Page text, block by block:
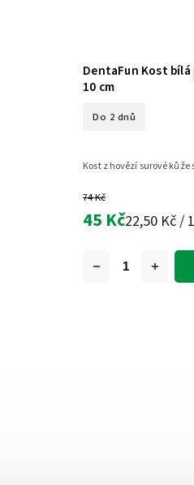
DentaFun Kost bílá
10 cm
Do 2 dnů
74 Kč
45 Kč22,50 Kč /
Kost z hovězí surové